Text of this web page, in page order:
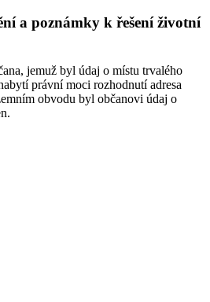
a poznámky k řešení životní
jemuž byl údaj o místu trvalého
právní moci rozhodnutí adresa
obvodu byl občanovi údaj o